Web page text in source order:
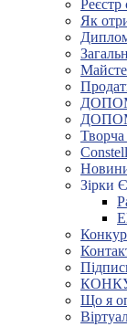
Реєстр
Як
Новини
Зірки
Що я